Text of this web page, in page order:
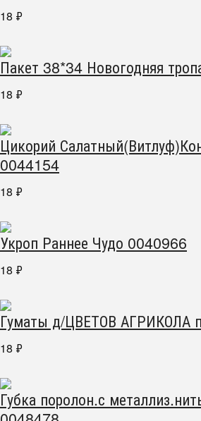
18 ₽
Пакет 38*34 Новогодняя
18 ₽
Цикорий
0044154
18 ₽
Укроп Раннее Чудо 0040966
18 ₽
Гуматы д/ЦВЕТОВ АГРИКОЛА
18 ₽
Губка поролон.с